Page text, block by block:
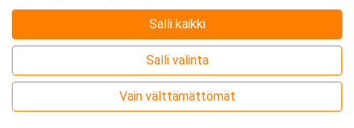
Webinaari
Salli kaikki
Salli valinta
Vain välttämättömät